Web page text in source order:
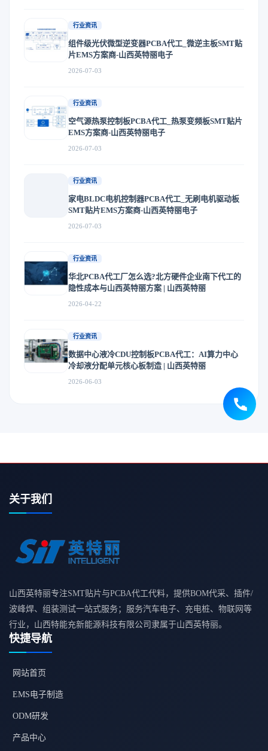
行业资讯
组件级光伏微型逆变器PCBA代工_微逆主板SMT贴
片EMS方案商-山西英特丽电子
2026-07-03
行业资讯
空气源热泵控制板PCBA代工_热泵变频板SMT贴片
EMS方案商-山西英特丽电子
2026-07-03
行业资讯
家电BLDC电机控制器PCBA代工_无刷电机驱动板
SMT贴片EMS方案商-山西英特丽电子
2026-07-03
行业资讯
华北PCBA代工厂怎么选?北方硬件企业南下代工的
隐性成本与山西英特丽方案 | 山西英特丽
2026-04-22
行业资讯
数据中心液冷CDU控制板PCBA代工：AI算力中心
冷却液分配单元核心板制造 | 山西英特丽
2026-06-03
关于我们
山西英特丽专注SMT贴片与PCBA代工代料，提供BOM代采、插件/
波峰焊、组装测试一站式服务；服务汽车电子、充电桩、物联网等
行业，山西特能充新能源科技有限公司隶属于山西英特丽。
快捷导航
网站首页
EMS电子制造
ODM研发
产品中心